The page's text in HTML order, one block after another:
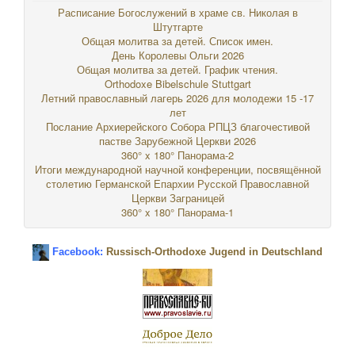
Расписание Богослужений в храме св. Николая в
Штутгарте
Общая молитва за детей. Список имен.
День Королевы Ольги 2026
Общая молитва за детей. График чтения.
Orthodoxe Bibelschule Stuttgart
Летний православный лагерь 2026 для молодежи 15 -17
лет
Послание Архиерейского Собора РПЦЗ благочестивой
пастве Зарубежной Церкви 2026
360° x 180° Панорама-2
Итоги международной научной конференции, посвящённой
столетию Германской Епархии Русской Православной
Церкви Заграницей
360° x 180° Панорама-1
Facebook: Russisch-Orthodoxe Jugend in Deutschland